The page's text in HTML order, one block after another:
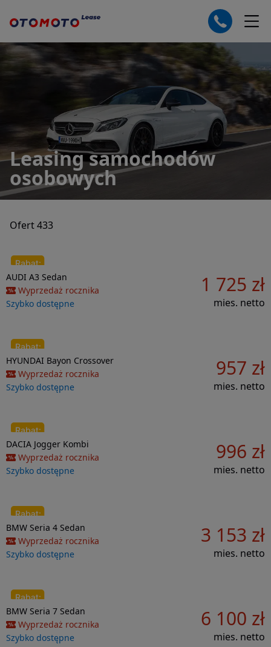
Leasing samochodów
osobowych
Ofert 433
26 371 zł Do porównania
AUDI A3 Sedan
Wyprzedaż rocznika
Szybko dostępne
1 725 zł
mies. netto
20 507 zł Do porównania
HYUNDAI Bayon Crossover
Wyprzedaż rocznika
Szybko dostępne
957 zł
mies. netto
1 626 zł Do porównania
DACIA Jogger Kombi
Wyprzedaż rocznika
Szybko dostępne
996 zł
mies. netto
30 673 zł Do porównania
BMW Seria 4 Sedan
Wyprzedaż rocznika
Szybko dostępne
3 153 zł
mies. netto
141 932 zł Do porównania
BMW Seria 7 Sedan
Wyprzedaż rocznika
Szybko dostępne
6 100 zł
mies. netto